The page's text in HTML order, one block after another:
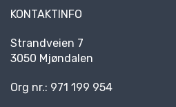
KONTAKTINFO
Strandveien 7
3050 Mjøndalen
Org nr.: 971 199 954